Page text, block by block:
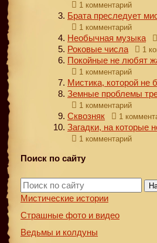
1 комментарий
Брата преследует
1 комментарий
Необычная музыка
Роковые числа 1
Покойные не любят
1 комментарий
Мистика, которой не
Земные проблемы
1 комментарий
Сквозняк 1
Загадки, на которые
1 комментарий
Поиск по сайту
Мистические истории
Страшные фото и видео
Ведьмы и колдуны